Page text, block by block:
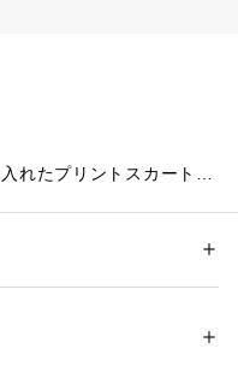
れたプリントスカートで
こっくりとしたベーシッ
ン素材を使用していま
地）ポリエステル 100%
ドライ× タンブル乾燥× 吊り